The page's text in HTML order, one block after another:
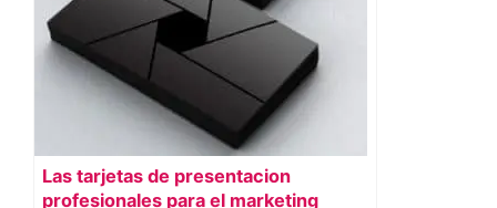
Las tarjetas de presentacion
profesionales para el marketing